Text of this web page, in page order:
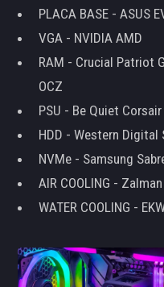
PLACA BASE - ASUS
VGA - NVIDIA AMD
RAM - Crucial Patriot
OCZ
PSU - Be Quiet
HDD - Western Digital
NVMe - Samsung
AIR COOLING -
WATER COOLING -